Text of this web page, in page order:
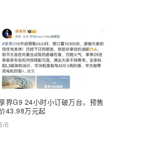
界G9 24小时小订破万台，预售
43.98万元起
6